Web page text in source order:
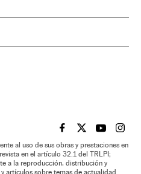
EL PAÍS BRASIL EN
EL PAÍSEL PAÍS
EL
al uso de sus obras y prestaciones en
en el artículo 32.1 del TRLPI;
a la reproducción, distribución y
artículos sobre temas de actualidad